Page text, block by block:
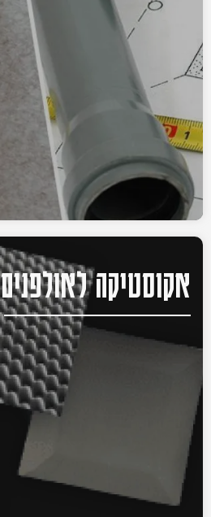
אקוסטיקה לאולפנים